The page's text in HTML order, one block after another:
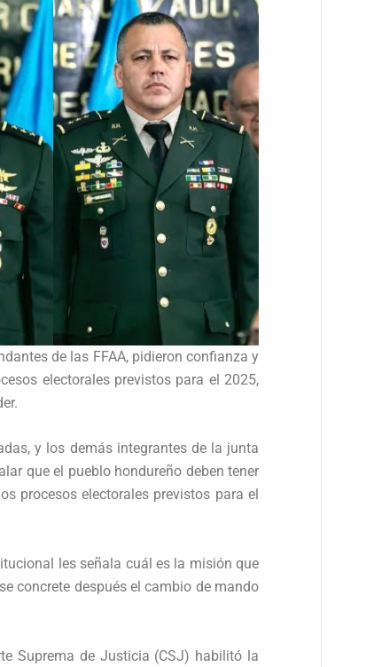
de las FFAA, pidieron confianza y
electorales previstos para el 2025,
y los demás integrantes de la junta
que el pueblo hondureño deben tener
procesos electorales previstos para el
les señala cuál es la misión que
concrete después el cambio de mando
Suprema de Justicia (CSJ) habilitó la